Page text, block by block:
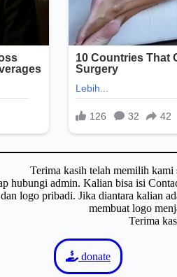
Terima kasih telah memilih kami
hubungi admin. Kalian bisa isi
logo pribadi. Jika diantara kalian
membuat logo
Terima
donate